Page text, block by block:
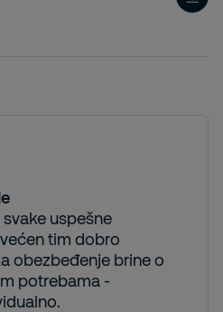
uspešne
tim dobro
obezbeđenje brine o
potrebama -